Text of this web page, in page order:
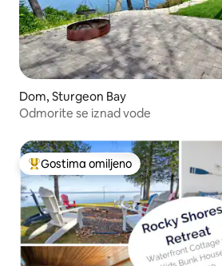
Dom, Sturgeon Bay
Odmorite se iznad vode
Najuspešniji među gostima omiljenim
Gostima omiljeno